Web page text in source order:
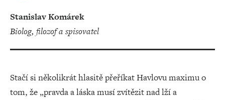
Stanislav Komárek
Biolog, filozof a spisovatel
Stačí si několikrát hlasitě přeříkat Havlovu maximu o
tom, že „pravda a láska musí zvítězit nad lží a